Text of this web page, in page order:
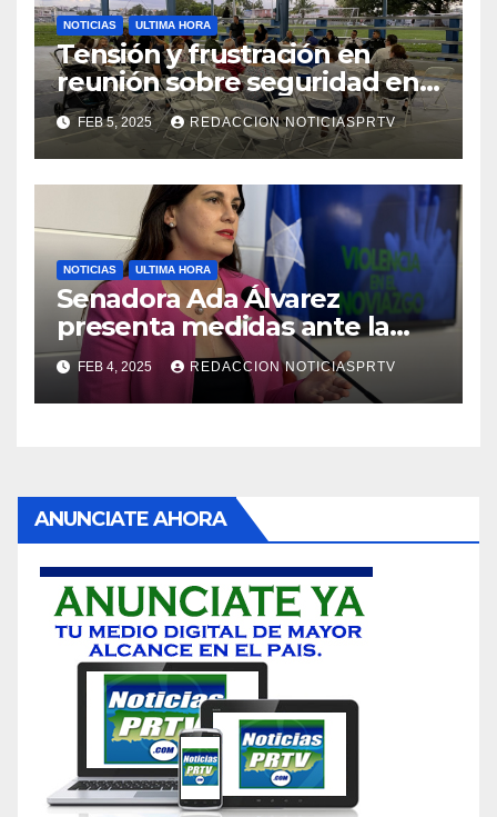
NOTICIAS ULTIMA HORA
Tensión y frustración en
reunión sobre seguridad en
Reparto Metropolitano
FEB 5, 2025 REDACCION NOTICIASPRTV
NOTICIAS ULTIMA HORA
Senadora Ada Álvarez
presenta medidas ante la
violencia en el noviazgo
FEB 4, 2025 REDACCION NOTICIASPRTV
ANUNCIATE AHORA